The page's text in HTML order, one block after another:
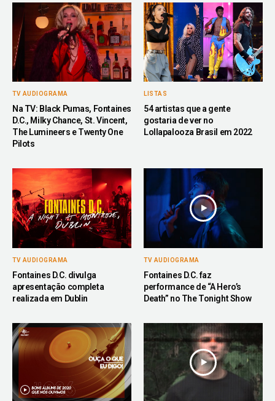
TV AUDIOGRAMA
Na TV: Black Pumas, Fontaines
D.C., Milky Chance, St. Vincent,
The Lumineers e Twenty One
Pilots
LISTAS
54 artistas que a gente
gostaria de ver no
Lollapalooza Brasil em 2022
TV AUDIOGRAMA
Fontaines D.C. divulga
apresentação completa
realizada em Dublin
TV AUDIOGRAMA
Fontaines D.C. faz
performance de “A Hero’s
Death” no The Tonight Show